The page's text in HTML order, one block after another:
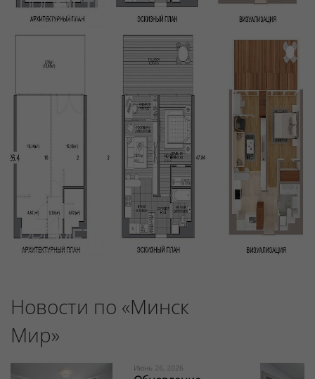
Новости по «Минск
Мир»
Июнь 26, 2026